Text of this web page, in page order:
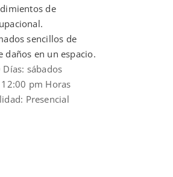
de
sencillos de
daños en un espacio.
sábados
pm Horas
Presencial